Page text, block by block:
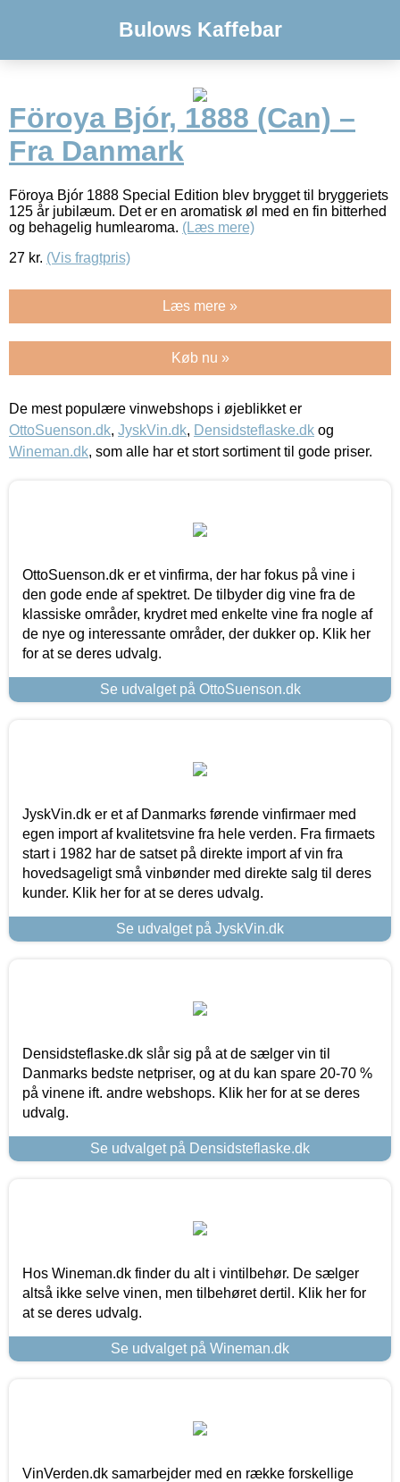
Bulows Kaffebar
Föroya Bjór, 1888 (Can) –
Fra Danmark
Föroya Bjór 1888 Special Edition blev brygget til bryggeriets
125 år jubilæum. Det er en aromatisk øl med en fin bitterhed
og behagelig humlearoma. (Læs mere)
27 kr. (Vis fragtpris)
Læs mere »
Køb nu »
De mest populære vinwebshops i øjeblikket er
OttoSuenson.dk, JyskVin.dk, Densidsteflaske.dk og
Wineman.dk, som alle har et stort sortiment til gode priser.
OttoSuenson.dk er et vinfirma, der har fokus på vine i
den gode ende af spektret. De tilbyder dig vine fra de
klassiske områder, krydret med enkelte vine fra nogle af
de nye og interessante områder, der dukker op. Klik her
for at se deres udvalg.
Se udvalget på OttoSuenson.dk
JyskVin.dk er et af Danmarks førende vinfirmaer med
egen import af kvalitetsvine fra hele verden. Fra firmaets
start i 1982 har de satset på direkte import af vin fra
hovedsageligt små vinbønder med direkte salg til deres
kunder. Klik her for at se deres udvalg.
Se udvalget på JyskVin.dk
Densidsteflaske.dk slår sig på at de sælger vin til
Danmarks bedste netpriser, og at du kan spare 20-70 %
på vinene ift. andre webshops. Klik her for at se deres
udvalg.
Se udvalget på Densidsteflaske.dk
Hos Wineman.dk finder du alt i vintilbehør. De sælger
altså ikke selve vinen, men tilbehøret dertil. Klik her for
at se deres udvalg.
Se udvalget på Wineman.dk
VinVerden.dk samarbejder med en række forskellige